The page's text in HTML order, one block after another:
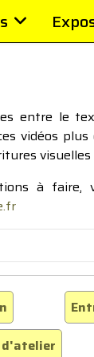
entre le
vidéos
à faire,